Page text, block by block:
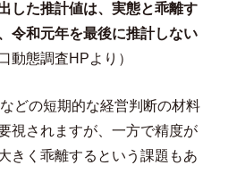
した推計値は、実態と乖離す
令和元年を最後に推計しない
動態調査HPより）
どの短期的な経営判断の材料
視されますが、一方で精度が
きく乖離するという課題もあ